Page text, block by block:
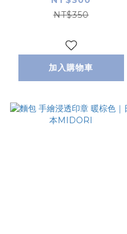
NT$350
加入購物車